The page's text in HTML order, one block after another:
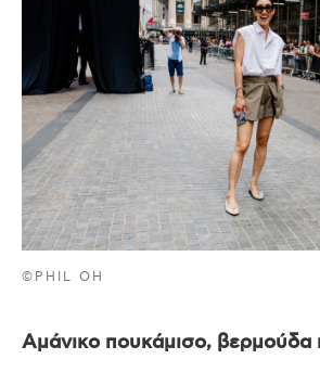
©PHIL OH
Αμάνικο πουκάμισο, βερμούδα